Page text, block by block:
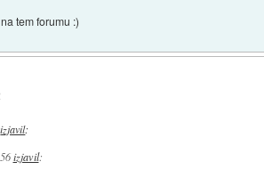
tem forumu :)
izjavil:
izjavil: